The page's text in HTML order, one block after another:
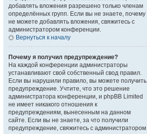
добавлять вложения разрешено только членам
определённых групп. Если вы не знаете, почему
не можете добавлять вложения, свяжитесь с
администратором конференции.
Вернуться к началу
Почему я получил предупреждение?
На каждой конференции администраторы
устанавливают свой собственный свод правил.
Если вы нарушили правило, вы можете получить
предупреждение. Учтите, что это решение
администратора конференции, и phpBB Limited
не имеет никакого отношения к
предупреждениям, вынесенным на данном
сайте. Если вы не знаете, за что получили
предупреждение, свяжитесь с администратором